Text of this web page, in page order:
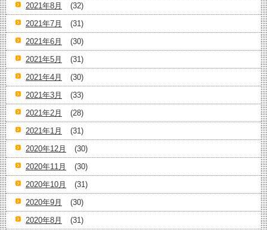
2021年8月
(32)
2021年7月
(31)
2021年6月
(30)
2021年5月
(31)
2021年4月
(30)
2021年3月
(33)
2021年2月
(28)
2021年1月
(31)
2020年12月
(30)
2020年11月
(30)
2020年10月
(31)
2020年9月
(30)
2020年8月
(31)